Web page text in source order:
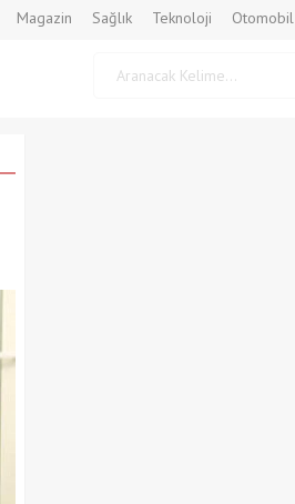
Magazin Sağlık Teknoloji Otomobil